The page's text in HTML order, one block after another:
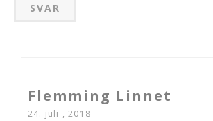
SVAR
Flemming Linnet
24. juli , 2018